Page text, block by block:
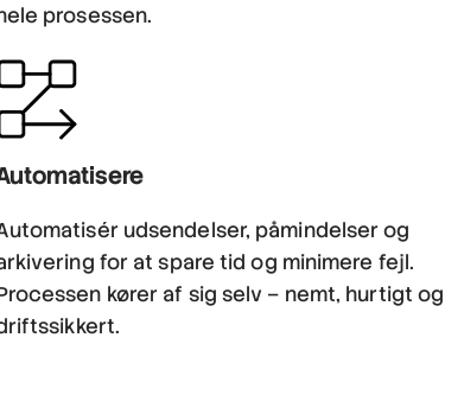
prosessen.
udsendelser, påmindelser og
for at spare tid og minimere fejl.
kører af sig selv – nemt, hurtigt og